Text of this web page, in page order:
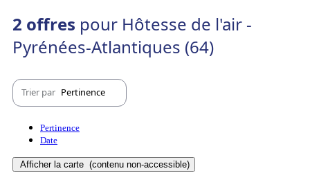
2 offres pour Hôtesse de l'air -
Pyrénées-Atlantiques (64)
Trier par Pertinence
Pertinence
Date
Afficher la carte (contenu non-accessible)